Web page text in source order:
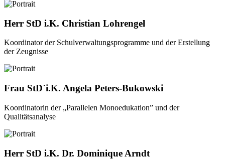
Herr StD i.K. Christian Lohrengel
Koordinator der Schulverwaltungsprogramme und der Erstellung
der Zeugnisse
Frau StD`i.K. Angela Peters-Bukowski
Koordinatorin der „Parallelen Monoedukation” und der
Qualitätsanalyse
Herr StD i.K. Dr. Dominique Arndt